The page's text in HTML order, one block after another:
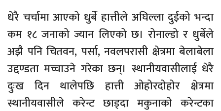
धेरै चर्चामा आएको धुर्बे हात्तीले अघिल्ला दुईको भन्दा
कम १८ जनाको ज्यान लिएको छ। रोनाल्डो र धुर्बेले
अझै पनि चितवन, पर्सा, नवलपरासी क्षेत्रमा बेलाबेला
उद्दण्डता मच्चाउने गरेका छन्। स्थानीयवासीलाई धेरै
दुःख दिन थालेपछि हात्ती ओहोरदोहोर क्षेत्रमा
स्थानीयवासीले करेन्ट छाड्दा मकुनाको करेन्टका